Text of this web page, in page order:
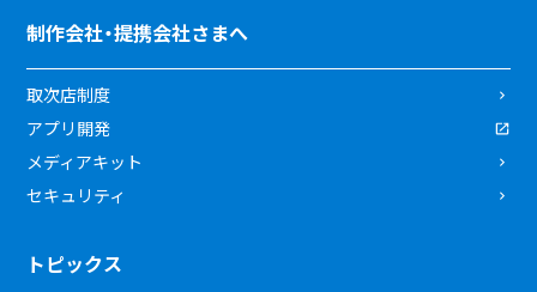
制作会社・提携会社さまへ
取次店制度
アプリ開発
メディアキット
セキュリティ
トピックス